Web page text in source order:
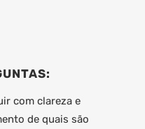
com clareza e
de quais são